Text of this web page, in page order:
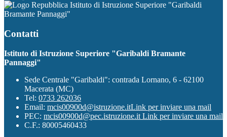
Istituto di Istruzione Superiore "Garibaldi
Bramante Pannaggi"
Contatti
Istituto di Istruzione Superiore "Garibaldi Bramante
Pannaggi"
Sede Centrale "Garibaldi": contrada Lornano, 6 - 62100
Macerata (MC)
Tel: 0733 262036
Email: mcis00900d@istruzione.itLink per inviare una mail
PEC: mcis00900d@pec.istruzione.it Link per inviare una mail
C.F.: 80005460433